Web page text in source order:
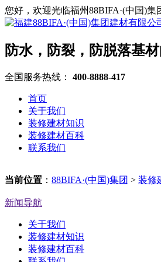
您好，欢迎光临福州88BIFA·(中国)
防水，防裂，防脱落基
全国服务热线： 400-8888-417
首页
关于我们
装修建材知识
装修建材百科
联系我们
当前位置 ： 88BIFA·(中国)集团 > 装修
新闻导航
关于我们
装修建材知识
装修建材百科